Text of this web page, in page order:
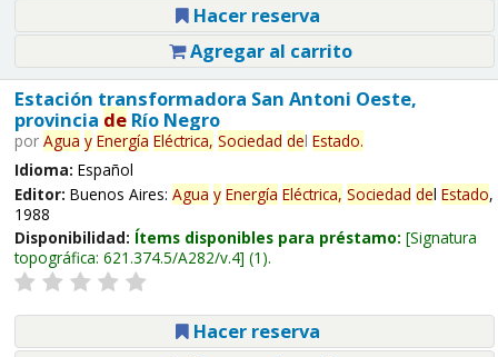
Hacer reserva
Agregar al carrito
Estación transformadora San Antoni Oeste,
provincia deRío Negro
por Agua y Energía Eléctrica, Sociedad del Estado.
Idioma: Español
Editor: Buenos Aires: Agua y Energía Eléctrica, Sociedad del Estado,
1988
Disponibilidad: Ítems disponibles para préstamo: Signatura
topográfica: 621.374.5/A282/v.4 (1).
Hacer reserva